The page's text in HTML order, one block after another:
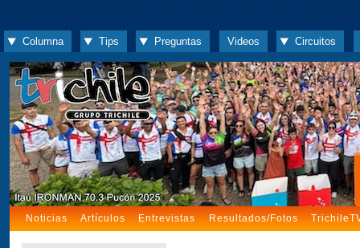
Columna Tips Preguntas Videos Circuitos
Noticias Artículos Entrevistas Resultados/Fotos